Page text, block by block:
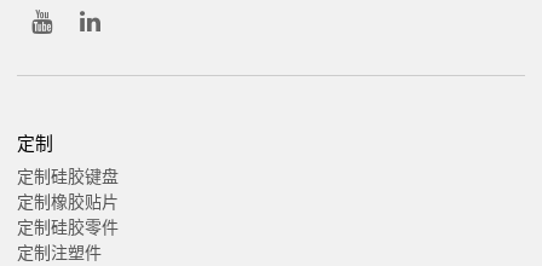
定制
定制硅胶键盘
定制橡胶贴片
定制硅胶零件
定制注塑件